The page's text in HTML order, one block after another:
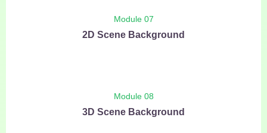
Module 07
2D Scene Background
Module 08
3D Scene Background